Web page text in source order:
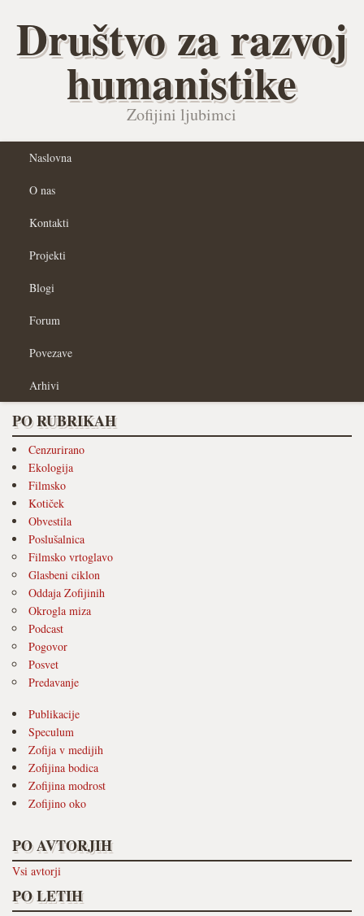
Društvo za razvoj
humanistike
Zofijini ljubimci
Naslovna
O nas
Kontakti
Projekti
Blogi
Forum
Povezave
Arhivi
PO RUBRIKAH
Cenzurirano
Ekologija
Filmsko
Kotiček
Obvestila
Poslušalnica
Filmsko vrtoglavo
Glasbeni ciklon
Oddaja Zofijinih
Okrogla miza
Podcast
Pogovor
Posvet
Predavanje
Publikacije
Speculum
Zofija v medijih
Zofijina bodica
Zofijina modrost
Zofijino oko
PO AVTORJIH
Vsi avtorji
PO LETIH